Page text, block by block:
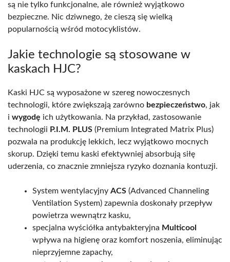
są nie tylko funkcjonalne, ale również wyjątkowo
bezpieczne. Nic dziwnego, że cieszą się wielką
popularnością wśród motocyklistów.
Jakie technologie są stosowane w
kaskach HJC?
Kaski HJC są wyposażone w szereg nowoczesnych
technologii, które zwiększają zarówno bezpieczeństwo, jak
i wygodę ich użytkowania. Na przykład, zastosowanie
technologii P.I.M. PLUS (Premium Integrated Matrix Plus)
pozwala na produkcję lekkich, lecz wyjątkowo mocnych
skorup. Dzięki temu kaski efektywniej absorbują siłę
uderzenia, co znacznie zmniejsza ryzyko doznania kontuzji.
System wentylacyjny ACS (Advanced Channeling
Ventilation System) zapewnia doskonały przepływ
powietrza wewnątrz kasku,
specjalna wyściółka antybakteryjna Multicool
wpływa na higienę oraz komfort noszenia, eliminując
nieprzyjemne zapachy,